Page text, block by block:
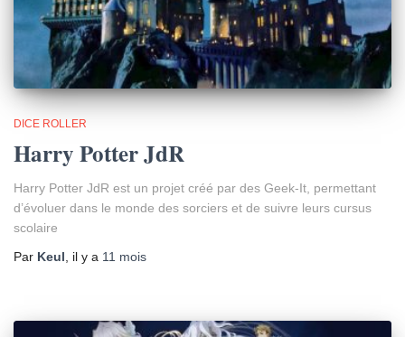
DICE ROLLER
Harry Potter JdR
Harry Potter JdR est un projet créé par des Geek-It, permettant
d’évoluer dans le monde des sorciers et de suivre leurs cursus
scolaire
Par Keul, il y a 11 mois